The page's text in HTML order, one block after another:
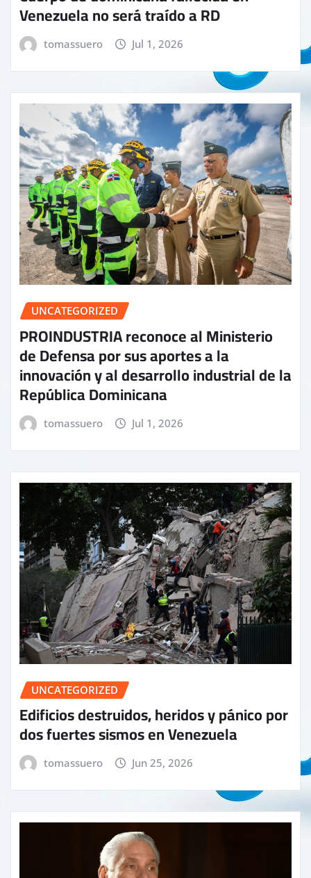
Venezuela no será traído a RD
tomassuero Jul 1, 2026
UNCATEGORIZED
PROINDUSTRIA reconoce al Ministerio
de Defensa por sus aportes a la
innovación y al desarrollo industrial de la
República Dominicana
tomassuero Jul 1, 2026
UNCATEGORIZED
Edificios destruidos, heridos y pánico por
dos fuertes sismos en Venezuela
tomassuero Jun 25, 2026